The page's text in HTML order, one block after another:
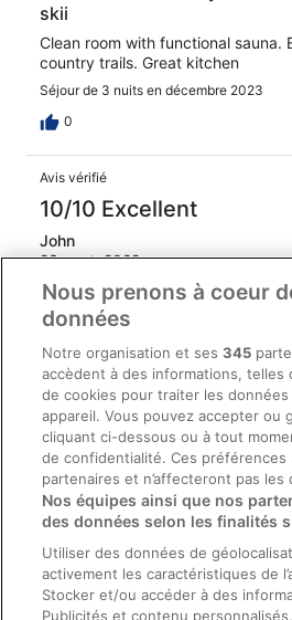
skii
Clean room with functional sauna.
country trails. Great kitchen
Séjour de 3 nuits en décembre 2023
0
Avis vérifié
10/10 Excellent
John
23 sept. 2022
Les points forts : Propreté,
et infrastructures et conditions de
Great breakfast, spa and
under water jets. Great view
balcony. Very courteous
hotel to remember.
Séjour de 1 nuit en septembre 2022
0
8/10 Bien
Nicola
Nous prenons à coeur
données
Notre organisation et ses345
accèdent à des informations,
de cookies pour traiter les
appareil. Vous pouvez accepter ou
cliquant ci-dessous ou à tout
de confidentialité. Ces préférences
partenaires et n’affecteront pas les
Nos équipes ainsi que nos
des données selon les finalités
Utiliser des données de
activement les caractéristiques de
Stocker et/ou accéder à des
Publicités et contenu